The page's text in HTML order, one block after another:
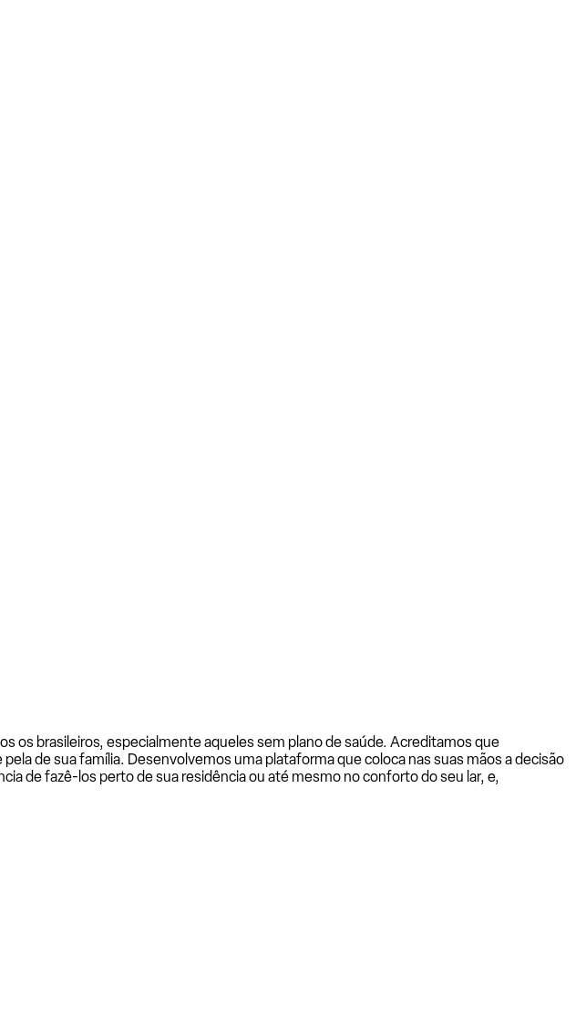
os brasileiros, especialmente aqueles sem plano de saúde. Acreditamos que
de sua família. Desenvolvemos uma plataforma que coloca nas suas mãos a decisão
de fazê-los perto de sua residência ou até mesmo no conforto do seu lar, e,